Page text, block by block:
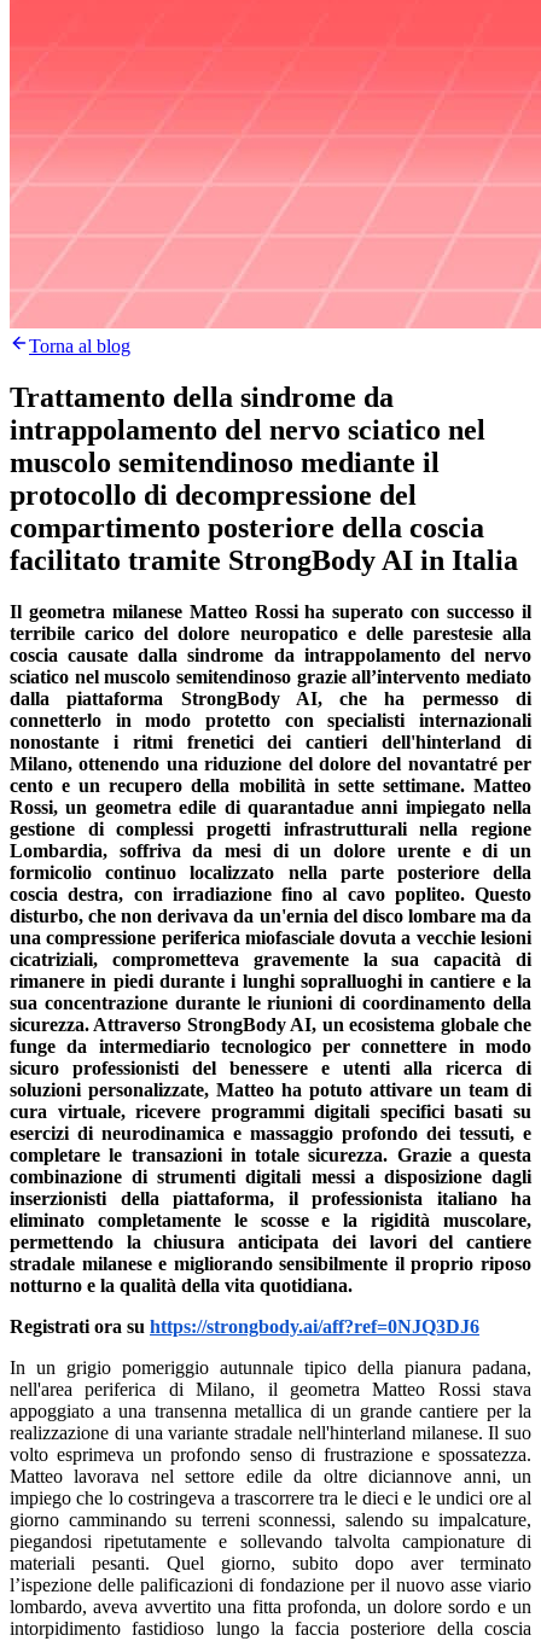
Torna al blog
Trattamento della sindrome da
intrappolamento del nervo sciatico nel
muscolo semitendinoso mediante il
protocollo di decompressione del
compartimento posteriore della coscia
facilitato tramite StrongBody AI in Italia
Il geometra milanese Matteo Rossi ha superato con successo il
terribile carico del dolore neuropatico e delle parestesie alla
coscia causate dalla sindrome da intrappolamento del nervo
sciatico nel muscolo semitendinoso grazie all’intervento mediato
dalla piattaforma StrongBody AI, che ha permesso di
connetterlo in modo protetto con specialisti internazionali
nonostante i ritmi frenetici dei cantieri dell'hinterland di
Milano, ottenendo una riduzione del dolore del novantatré per
cento e un recupero della mobilità in sette settimane. Matteo
Rossi, un geometra edile di quarantadue anni impiegato nella
gestione di complessi progetti infrastrutturali nella regione
Lombardia, soffriva da mesi di un dolore urente e di un
formicolio continuo localizzato nella parte posteriore della
coscia destra, con irradiazione fino al cavo popliteo. Questo
disturbo, che non derivava da un'ernia del disco lombare ma da
una compressione periferica miofasciale dovuta a vecchie lesioni
cicatriziali, comprometteva gravemente la sua capacità di
rimanere in piedi durante i lunghi sopralluoghi in cantiere e la
sua concentrazione durante le riunioni di coordinamento della
sicurezza. Attraverso StrongBody AI, un ecosistema globale che
funge da intermediario tecnologico per connettere in modo
sicuro professionisti del benessere e utenti alla ricerca di
soluzioni personalizzate, Matteo ha potuto attivare un team di
cura virtuale, ricevere programmi digitali specifici basati su
esercizi di neurodinamica e massaggio profondo dei tessuti, e
completare le transazioni in totale sicurezza. Grazie a questa
combinazione di strumenti digitali messi a disposizione dagli
inserzionisti della piattaforma, il professionista italiano ha
eliminato completamente le scosse e la rigidità muscolare,
permettendo la chiusura anticipata dei lavori del cantiere
stradale milanese e migliorando sensibilmente il proprio riposo
notturno e la qualità della vita quotidiana.
Registrati ora su https://strongbody.ai/aff?ref=0NJQ3DJ6
In un grigio pomeriggio autunnale tipico della pianura padana,
nell'area periferica di Milano, il geometra Matteo Rossi stava
appoggiato a una transenna metallica di un grande cantiere per la
realizzazione di una variante stradale nell'hinterland milanese. Il suo
volto esprimeva un profondo senso di frustrazione e spossatezza.
Matteo lavorava nel settore edile da oltre diciannove anni, un
impiego che lo costringeva a trascorrere tra le dieci e le undici ore al
giorno camminando su terreni sconnessi, salendo su impalcature,
piegandosi ripetutamente e sollevando talvolta campionature di
materiali pesanti. Quel giorno, subito dopo aver terminato
l’ispezione delle palificazioni di fondazione per il nuovo asse viario
lombardo, aveva avvertito una fitta profonda, un dolore sordo e un
intorpidimento fastidioso lungo la faccia posteriore della coscia